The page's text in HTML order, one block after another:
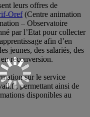
leurs offres de
Oref(Centre animation
– Observatoire
par l’Etat pour collecter
afin d’en
jeunes, des salariés, des
reconversion.
sur le service
permettant ainsi de
disponibles au